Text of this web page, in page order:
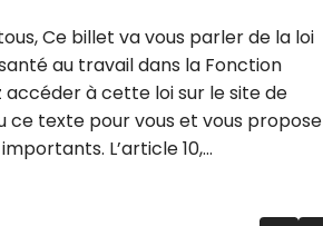
Ce billet va vous parler de la loi
au travail dans la Fonction
accéder à cette loi sur le site de
ce texte pour vous et vous propose
L’article 10,…